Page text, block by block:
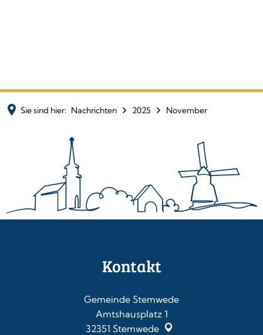
Sie sind hier: Nachrichten 2025 November
November
Kontakt
Gemeinde Stemwede
Amtshausplatz 1
32351 Stemwede